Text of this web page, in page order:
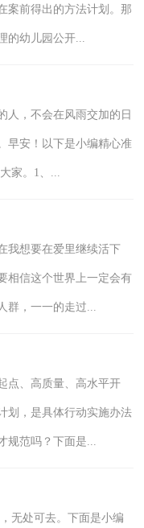
案前得出的方法计划。那
的幼儿园公开...
人，不会在风雨交加的日
早安！以下是小编精心准
家。1、...
我想要在爱里继续活下
相信这个世界上一定会有
群，一一的走过...
点、高质量、高水平开
划，是具体行动实施办法
规范吗？下面是...
无处可去。下面是小编